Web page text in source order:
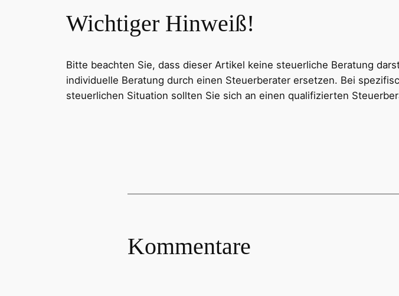
Wichtiger Hinweiß!
Bitte beachten Sie, dass dieser Artikel keine steuerliche Beratung
individuelle Beratung durch einen Steuerberater ersetzen. Bei
steuerlichen Situation sollten Sie sich an einen qualifizierten
Kommentare